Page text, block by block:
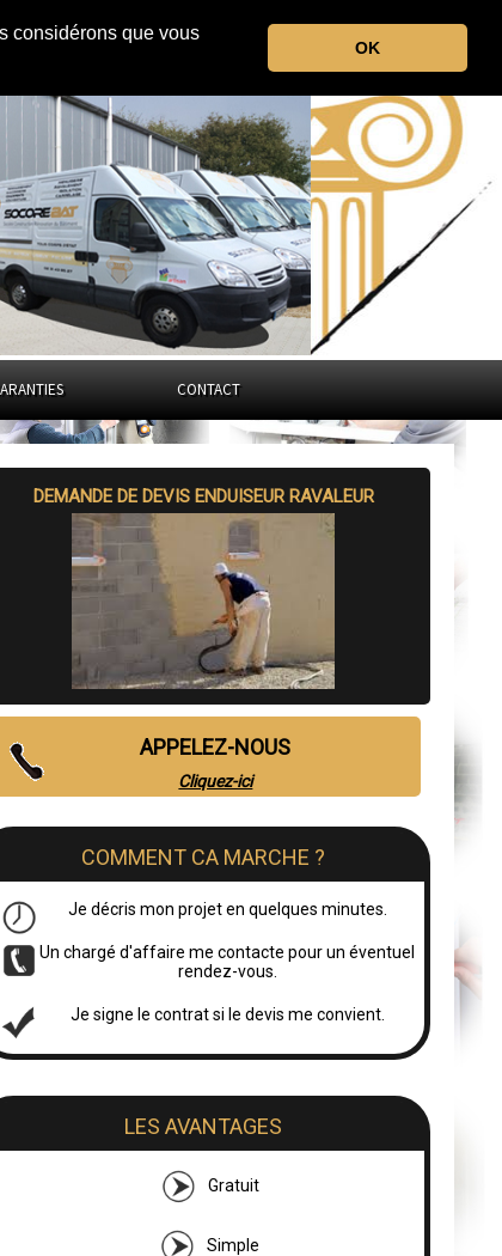
considérons que vous
OK
la Haute-Vienne
Nouvelle-Aquitaine
CONTACT
DEMANDE DE DEVIS ENDUISEUR RAVALEUR
APPELEZ-NOUS
Cliquez-ici
COMMENT CA MARCHE ?
Je décris mon projet en quelques minutes.
Un chargé d'affaire me contacte pour un éventuel
rendez-vous.
Je signe le contrat si le devis me convient.
LES AVANTAGES
Gratuit
Simple